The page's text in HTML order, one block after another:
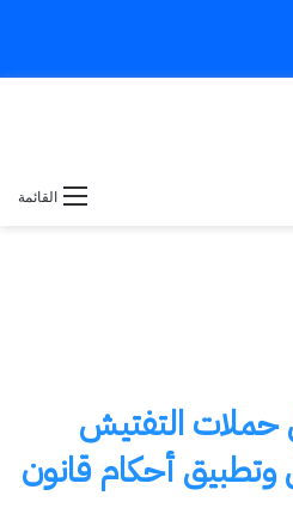
القائمة
حملات التفتيش
أحكام قانون